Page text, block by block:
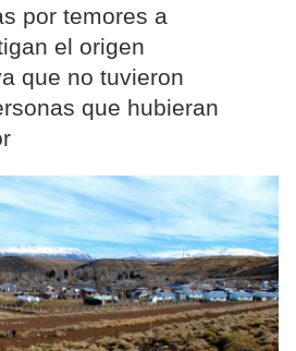
por temores a
el origen
que no tuvieron
que hubieran